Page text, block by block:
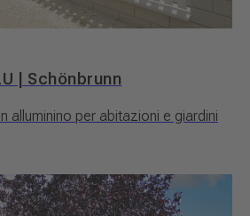
| Schönbrunn
alluminino per abitazioni e giardini